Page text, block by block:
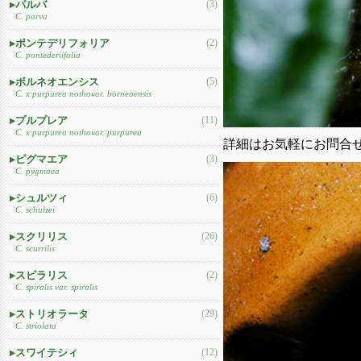
詳細はお気軽にお問合
パルバ
C. parva
(3)
ポンテデリフォリア
C. pontederiifolia
(2)
ボルネオエンシス
C. x purpurea nothovar. borneoensis
(5)
プルプレア
C. x purpurea nothovar. purpurea
(11)
ピグマエア
C. pygmaea
(3)
シュルツィ
C. schulzei
(6)
スクリリス
C. scurrilis
(26)
スピラリス
C. spiralis var. spiralis
(2)
ストリオラータ
C. striolata
(29)
スワイテシィ (12)